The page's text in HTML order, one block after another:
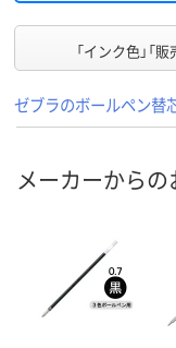
「インク色」「
ゼブラのボールペン替
メーカーから